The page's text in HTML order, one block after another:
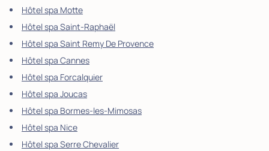
Hôtel spa Motte
Hôtel spa Saint-Raphaël
Hôtel spa Saint Remy De Provence
Hôtel spa Cannes
Hôtel spa Forcalquier
Hôtel spa Joucas
Hôtel spa Bormes-les-Mimosas
Hôtel spa Nice
Hôtel spa Serre Chevalier